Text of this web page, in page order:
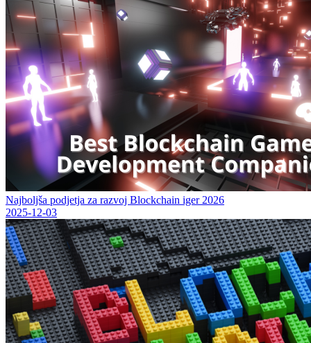
Najboljša podjetja za razvoj Blockchain iger 2026
2025-12-03